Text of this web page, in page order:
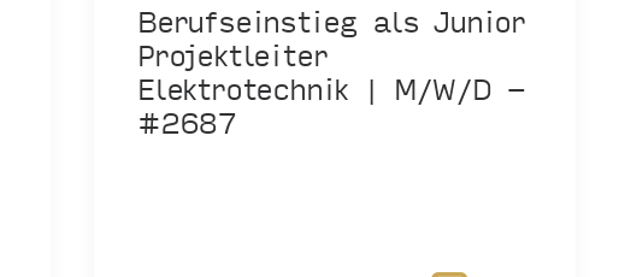
Berufseinstieg als Junior
Projektleiter
Elektrotechnik | M/W/D -
#2687